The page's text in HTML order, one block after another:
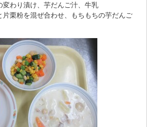
変わり漬け、芋だんご汁、牛乳
片栗粉を混ぜ合わせ、もちもちの芋だんご